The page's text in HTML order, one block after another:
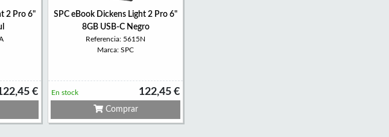
2 Pro 6"
€
SPC eBook Dickens Light 2 Pro 6"
8GB USB-C Negro
Referencia: 5615N
Marca: SPC
122,45 €
En stock
Comprar